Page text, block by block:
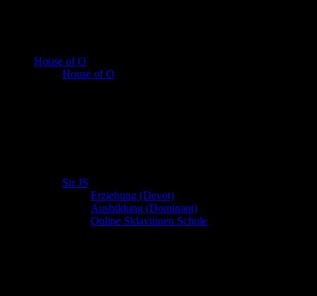
House of O
House of O
Sir JS
Erziehung (Devot)
Ausbildung (Dominant)
Online Sklavinnen Schule